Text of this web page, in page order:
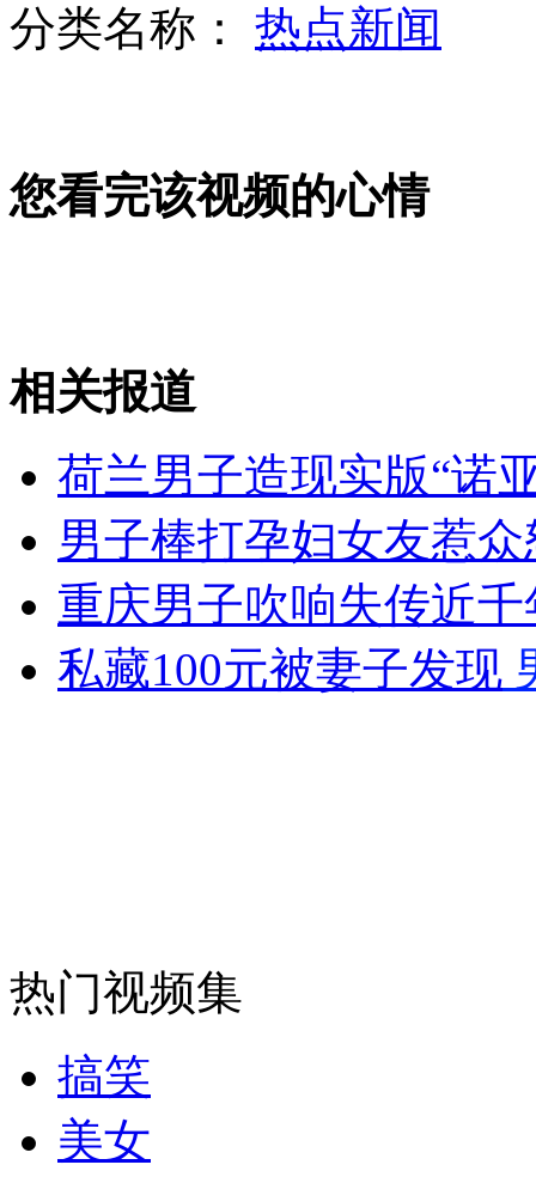
胖警察忙瘦身 要么减肥要么离岗
山西运城恶犬咬伤多人 警民合力深夜将其击毙
女孩北京地铁殴打老人 痛下狠手拳打脚踢
安徽一实载49人客车翻车
走！跟着总书记去植树
分类名称： 热点新闻
您看完该视频的心情
相关报道
荷兰男子造现实版“诺
男子棒打孕妇女友惹众
重庆男子吹响失传近
私藏100元被妻子发现
热门视频集
搞笑
美女